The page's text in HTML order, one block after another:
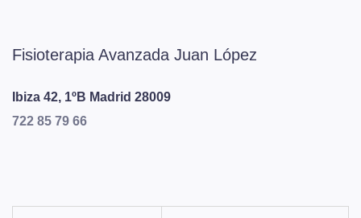
Fisioterapia Avanzada Juan López
Ibiza 42, 1ºB Madrid 28009
722 85 79 66